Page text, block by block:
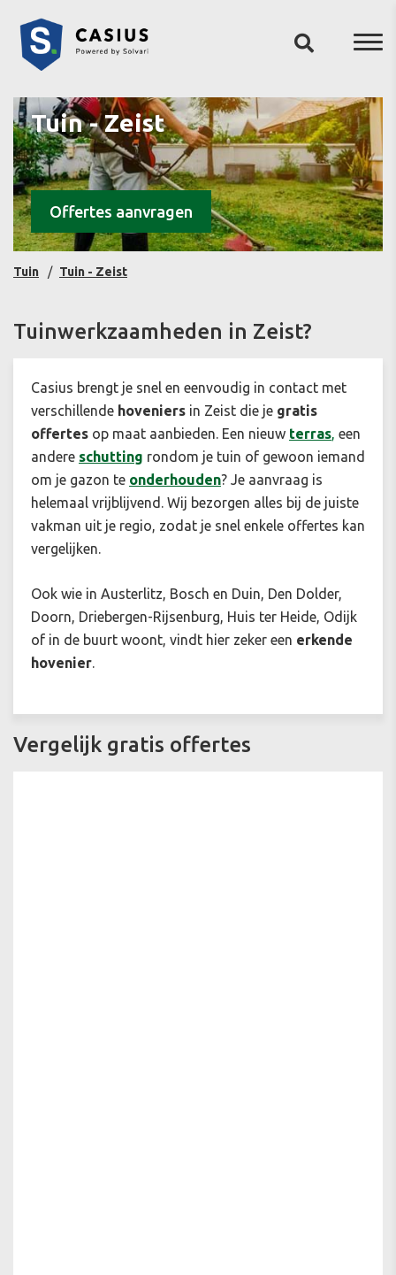
Tuin - Zeist
Offertes aanvragen
Tuin Tuin - Zeist
Tuinwerkzaamheden in Zeist?
Casius brengt je snel en eenvoudig in contact met
verschillende hoveniers in Zeist die je gratis
offertes op maat aanbieden. Een nieuw terras, een
andere schutting rondom je tuin of gewoon iemand
om je gazon te onderhouden? Je aanvraag is
helemaal vrijblijvend. Wij bezorgen alles bij de juiste
vakman uit je regio, zodat je snel enkele offertes kan
vergelijken.
Ook wie in Austerlitz, Bosch en Duin, Den Dolder,
Doorn, Driebergen-Rijsenburg, Huis ter Heide, Odijk
of in de buurt woont, vindt hier zeker een erkende
hovenier.
Vergelijk gratis offertes